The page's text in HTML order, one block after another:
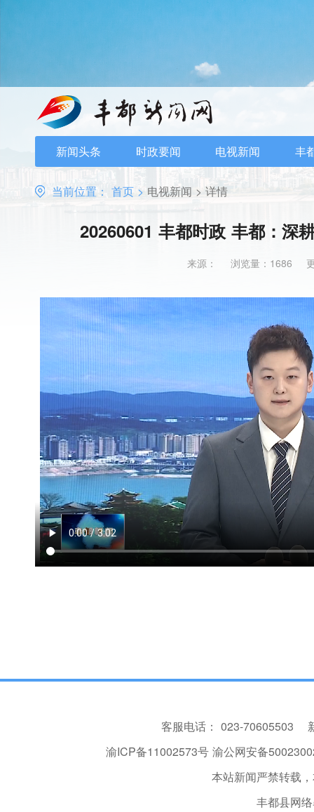
新闻头条 时政要闻 电视新闻 丰
当前位置： 首页 > 电视新闻 > 详情
20260601 丰都时政 丰都：深
来源： 浏览量：1686
客服电话： 023-70605503
渝ICP备11002573号 渝公网安备
本站新闻严禁转载
丰都县网